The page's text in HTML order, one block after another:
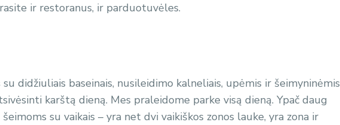
ir restoranus, ir parduotuvėles.
didžiuliais baseinais, nusileidimo kalneliais, upėmis ir šeimyninėmis
karštą dieną. Mes praleidome parke visą dieną. Ypač daug
su vaikais – yra net dvi vaikiškos zonos lauke, yra zona ir